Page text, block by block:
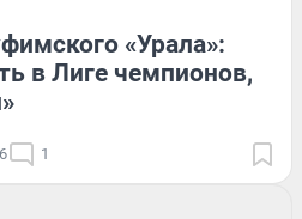
«Урала»:
в Лиге чемпионов,
1